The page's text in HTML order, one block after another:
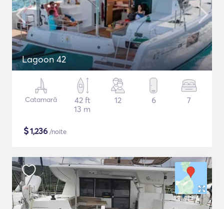
Lagoon 42
Catamarã
42 ft
13 m
12 6 7
$1,236 /noite